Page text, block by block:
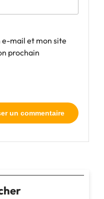
mail et mon site
prochain